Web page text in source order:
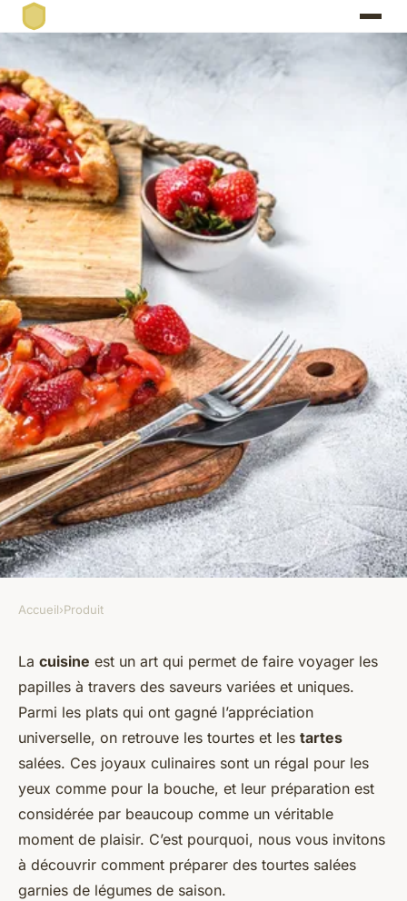
comment faire des tourtes
salées garnies de légumes de
saison
ermenegilde•6 novembre 2023• 6 min de lecture
Accueil›Produit
La cuisine est un art qui permet de faire voyager les
papilles à travers des saveurs variées et uniques.
Parmi les plats qui ont gagné l’appréciation
universelle, on retrouve les tourtes et les tartes
salées. Ces joyaux culinaires sont un régal pour les
yeux comme pour la bouche, et leur préparation est
considérée par beaucoup comme un véritable
moment de plaisir. C’est pourquoi, nous vous invitons
à découvrir comment préparer des tourtes salées
garnies de légumes de saison.